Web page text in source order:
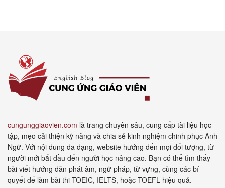
cungunggiaovien.com là trang chuyên sâu, cung cấp tài liệu học
tập, mẹo cải thiện kỹ năng và chia sẻ kinh nghiệm chinh phục Anh
Ngữ. Với nội dung đa dạng, website hướng đến mọi đối tượng, từ
người mới bắt đầu đến người học nâng cao. Bạn có thể tìm thấy
bài viết hướng dẫn phát âm, ngữ pháp, từ vựng, cùng các bí
quyết để làm bài thi TOEIC, IELTS, hoặc TOEFL hiệu quả.